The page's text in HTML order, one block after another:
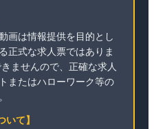
画は情報提供を目的とし
正式な求人票ではありま
ませんので、正確な求人
またはハローワーク等の
いて】